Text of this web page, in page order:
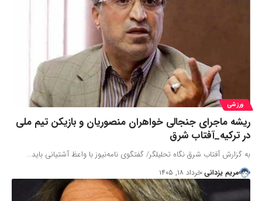
ورزشی
ریشه ماجرای جنجالی خواهران منصوریان و بازیکن تیم ملی
در ترکیه_آفتاب شرق
به گزارش آفتاب شرق نگاه تحلیلگر/ گفتگوی نامه‌نیوز با واعظ آشتیانی باید…
مریم یزدانی خرداد ۱۸, ۱۴۰۵